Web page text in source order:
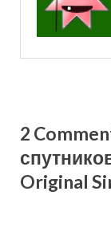
2
Original